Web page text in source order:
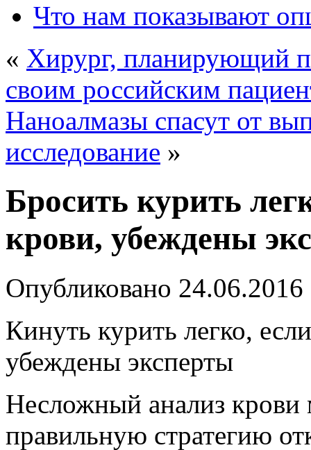
Что нам показывают
« Хирург, планирующий
своим российским
Наноалмазы спасут от
исследование »
Бросить курить
крови, убеждены
Опубликовано 24.06.2016
Кинуть курить легко,
убеждены эксперты
Несложный анализ крови
правильную стратегию